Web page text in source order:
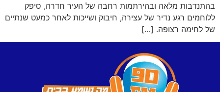
בהתנדבות מלאה ובהירתמות רחבה של העיר חדרה, סיפק
ללוחמים רגע נדיר של עצירה, חיבוק ושייכות לאחר כמעט שנתיים
של לחימה רצופה. […]